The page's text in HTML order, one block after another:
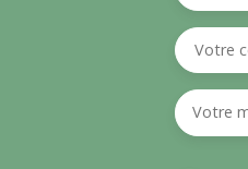
Votre
Votre